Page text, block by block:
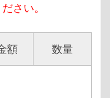
さい。
額 数量